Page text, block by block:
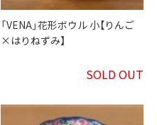
「VENA」花形ボウル 小【りんご
×はりねずみ】
SOLD OUT